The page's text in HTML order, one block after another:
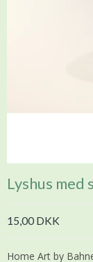
Lyshus med
15,00 DKK
Home Art by